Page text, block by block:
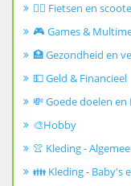
🚴‍♂️ Fietsen en
🎮 Games &
🏥 Gezondheid en
💵 Geld & Financieel
💸 Goede doelen en
🎨Hobby
👚 Kleding -
👪 Kleding - Baby's